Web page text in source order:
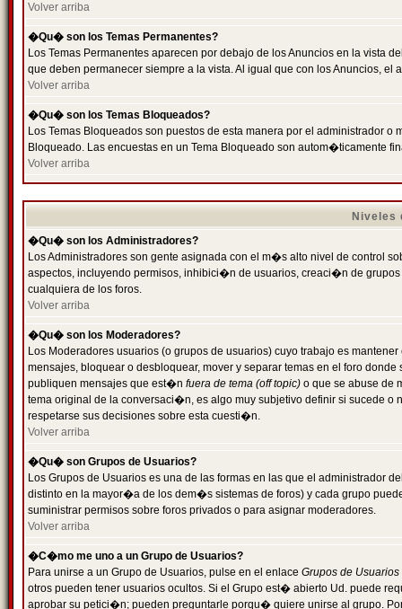
Volver arriba
�Qu� son los Temas Permanentes?
Los Temas Permanentes aparecen por debajo de los Anuncios en la
que deben permanecer siempre a la vista. Al igual que con los Anuncios,
Volver arriba
�Qu� son los Temas Bloqueados?
Los Temas Bloqueados son puestos de esta manera por el administrador
Bloqueado. Las encuestas en un Tema Bloqueado son autom�ticamente
Volver arriba
Niveles
�Qu� son los Administradores?
Los Administradores son gente asignada con el m�s alto nivel de control
aspectos, incluyendo permisos, inhibici�n de usuarios, creaci�n de
cualquiera de los foros.
Volver arriba
�Qu� son los Moderadores?
Los Moderadores usuarios (o grupos de usuarios) cuyo trabajo es
mensajes, bloquear o desbloquear, mover y separar temas en el foro
publiquen mensajes que est�n fuera de tema (off topic) o que se abuse de
tema original de la conversaci�n, es algo muy subjetivo definir si sucede
respetarse sus decisiones sobre esta cuesti�n.
Volver arriba
�Qu� son Grupos de Usuarios?
Los Grupos de Usuarios es una de las formas en las que el administrador
distinto en la mayor�a de los dem�s sistemas de foros) y cada grupo
suministrar permisos sobre foros privados o para asignar moderadores.
Volver arriba
�C�mo me uno a un Grupo de Usuarios?
Para unirse a un Grupo de Usuarios, pulse en el enlace Grupos de Usuarios
otros pueden tener usuarios ocultos. Si el Grupo est� abierto Ud. puede
aprobar su petici�n; pueden preguntarle porqu� quiere unirse al grupo.